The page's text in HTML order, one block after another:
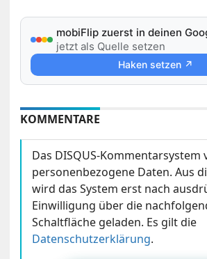
mobiFlip zuerst in deinen
jetzt als Quelle setzen
Haken setzen ↗
KOMMENTARE
Das DISQUS-
personenbezogene Daten. Aus
wird das System erst nach
Einwilligung über die
Schaltfläche geladen. Es gilt die
Datenschutzerklärung.